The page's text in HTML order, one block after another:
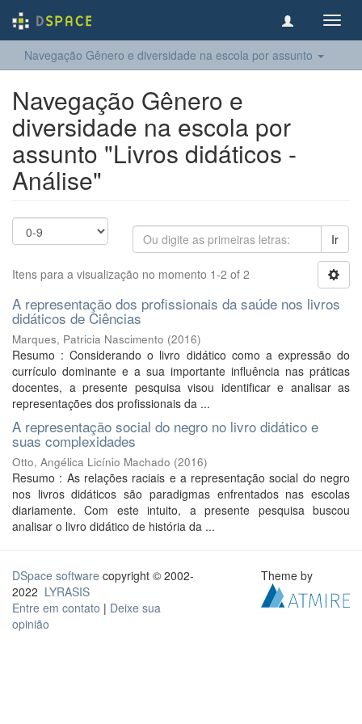
Navegação Gênero e diversidade na escola por assunto
Navegação Gênero e
diversidade na escola por
assunto "Livros didáticos -
Análise"
Ir
Itens para a visualização no momento 1-2 of 2
A representação dos profissionais da saúde nos livros
didáticos de Ciências
Marques, Patricia Nascimento (2016)
Resumo : Considerando o livro didático como a expressão do
currículo dominante e a sua importante influência nas práticas
docentes, a presente pesquisa visou identificar e analisar as
representações dos profissionais da ...
A representação social do negro no livro didático e
suas complexidades
Otto, Angélica Licínio Machado (2016)
Resumo : As relações raciais e a representação social do negro
nos livros didáticos são paradigmas enfrentados nas escolas
diariamente. Com este intuito, a presente pesquisa buscou
analisar o livro didático de história da ...
DSpace software copyright © 2002-
2022 LYRASIS
Entre em contato | Deixe sua
opinião
Theme by